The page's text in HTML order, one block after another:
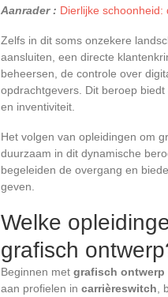
Aanrader : Dierlijke
Zelfs in dit soms onzekere
aansluiten, een directe
beheersen, de controle over
opdrachtgevers. Dit beroep
en inventiviteit.
Het volgen van opleidingen om
duurzaam in dit dynamische
begeleiden de overgang en
geven.
Welke
grafisch
Beginnen met grafisch ontwerp
aan profielen in carrièreswitch